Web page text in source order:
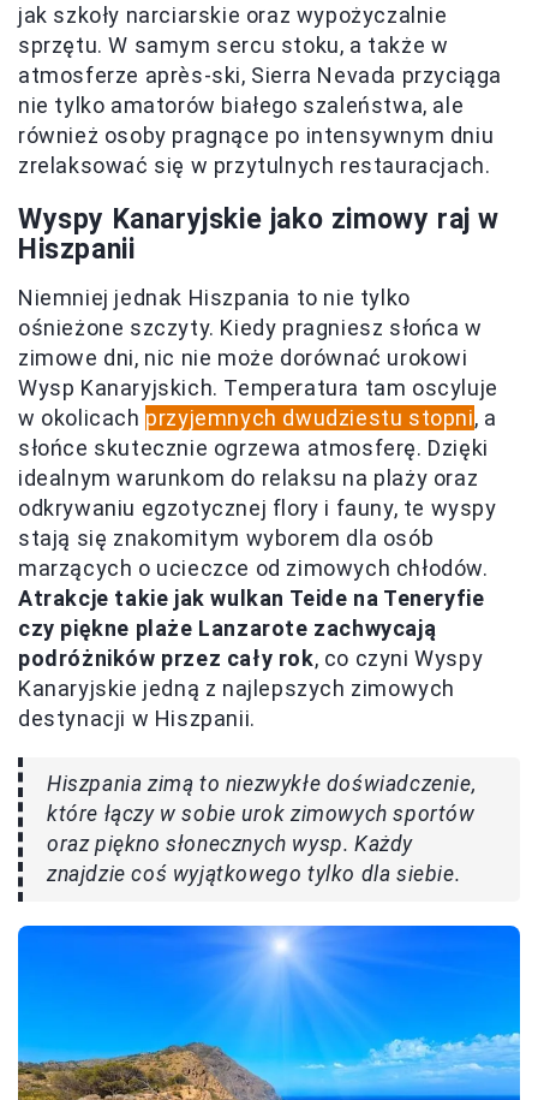
jak szkoły narciarskie oraz wypożyczalnie
sprzętu. W samym sercu stoku, a także w
atmosferze après-ski, Sierra Nevada przyciąga
nie tylko amatorów białego szaleństwa, ale
również osoby pragnące po intensywnym dniu
zrelaksować się w przytulnych restauracjach.
Wyspy Kanaryjskie jako zimowy raj w
Hiszpanii
Niemniej jednak Hiszpania to nie tylko
ośnieżone szczyty. Kiedy pragniesz słońca w
zimowe dni, nic nie może dorównać urokowi
Wysp Kanaryjskich. Temperatura tam oscyluje
w okolicach przyjemnych dwudziestu stopni, a
słońce skutecznie ogrzewa atmosferę. Dzięki
idealnym warunkom do relaksu na plaży oraz
odkrywaniu egzotycznej flory i fauny, te wyspy
stają się znakomitym wyborem dla osób
marzących o ucieczce od zimowych chłodów.
Atrakcje takie jak wulkan Teide na Teneryfie
czy piękne plaże Lanzarote zachwycają
podróżników przez cały rok, co czyni Wyspy
Kanaryjskie jedną z najlepszych zimowych
destynacji w Hiszpanii.
Hiszpania zimą to niezwykłe doświadczenie,
które łączy w sobie urok zimowych sportów
oraz piękno słonecznych wysp. Każdy
znajdzie coś wyjątkowego tylko dla siebie.